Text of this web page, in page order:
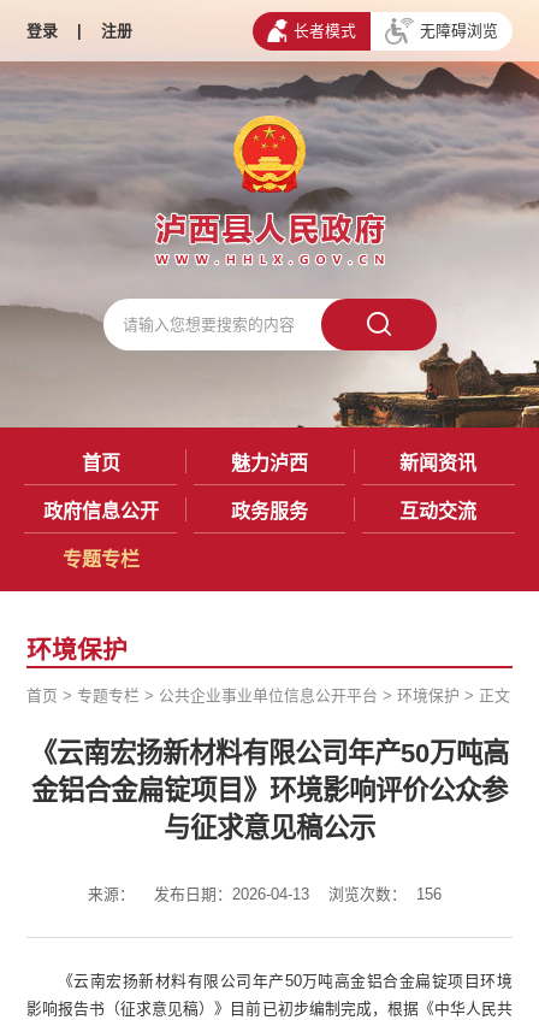
登录 | 注册 长者模式 无障碍浏览
首页 魅力泸西 新闻资讯
政府信息公开 政务服务 互动交流
专题专栏
环境保护
首页 >专题专栏 > 公共企业事业单位信息公开平台 >环境保护 > 正文
《云南宏扬新材料有限公司年产50万吨高
金铝合金扁锭项目》环境影响评价公众参
与征求意见稿公示
来源： 发布日期：2026-04-13 浏览次数： 156
《云南宏扬新材料有限公司年产50万吨高金铝合金扁锭项目环境
影响报告书（征求意见稿）》目前已初步编制完成，根据《中华人民共